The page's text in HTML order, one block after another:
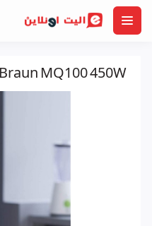
خفاق عامود يدوي Braun MQ100 450W